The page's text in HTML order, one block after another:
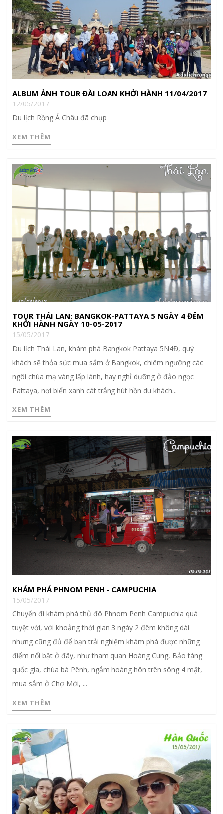
ALBUM ẢNH TOUR ĐÀI LOAN KHỞI HÀNH 11/04/2017
12/05/2017
Du lịch Rồng Á Châu đã chụp
XEM THÊM
TOUR THÁI LAN: BANGKOK-PATTAYA 5 NGÀY 4 ĐÊM
KHỞI HÀNH NGÀY 10-05-2017
15/05/2017
Du lịch Thái Lan, khám phá Bangkok Pattaya 5N4Đ, quý
khách sẽ thỏa sức mua sắm ở Bangkok, chiêm ngưỡng các
ngôi chùa mạ vàng lấp lánh, hay nghỉ dưỡng ở đảo ngọc
Pattaya, nơi biển xanh cát trắng hút hồn du khách...
XEM THÊM
KHÁM PHÁ PHNOM PENH - CAMPUCHIA
15/05/2017
Chuyến đi khám phá thủ đô Phnom Penh Campuchia quá
tuyệt vời, với khoảng thời gian 3 ngày 2 đêm không dài
nhưng cũng đủ để bạn trải nghiệm khám phá được những
điểm nổi bật ở đây, như tham quan Hoàng Cung, Bảo tàng
quốc gia, chùa bà Pênh, ngắm hoàng hôn trên sông 4 mặt,
mua sắm ở Chợ Mới, ...
XEM THÊM